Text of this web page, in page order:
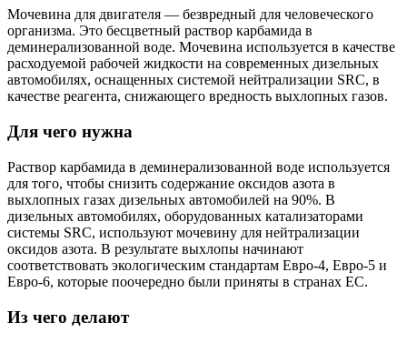
Мочевина для двигателя — безвредный для человеческого
организма. Это бесцветный раствор карбамида в
деминерализованной воде. Мочевина используется в качестве
расходуемой рабочей жидкости на современных дизельных
автомобилях, оснащенных системой нейтрализации SRC, в
качестве реагента, снижающего вредность выхлопных газов.
Для чего нужна
Раствор карбамида в деминерализованной воде используется
для того, чтобы снизить содержание оксидов азота в
выхлопных газах дизельных автомобилей на 90%. В
дизельных автомобилях, оборудованных катализаторами
системы SRC, используют мочевину для нейтрализации
оксидов азота. В результате выхлопы начинают
соответствовать экологическим стандартам Евро-4, Евро-5 и
Евро-6, которые поочередно были приняты в странах ЕС.
Из чего делают